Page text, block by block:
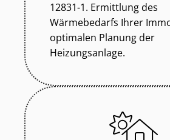
12831-1. Ermittlung des
Wärmebedarfs Ihrer
optimalen Planung der
Heizungsanlage.